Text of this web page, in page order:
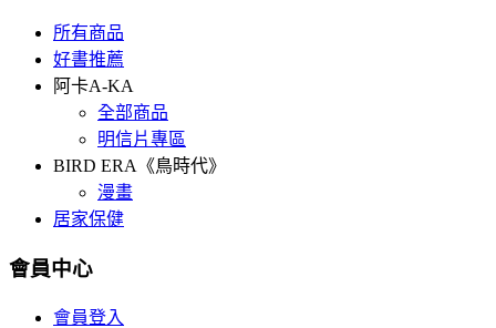
所有商品
好書推薦
阿卡A-KA
全部商品
明信片專區
BIRD ERA《鳥時代》
漫畫
居家保健
會員中心
會員登入